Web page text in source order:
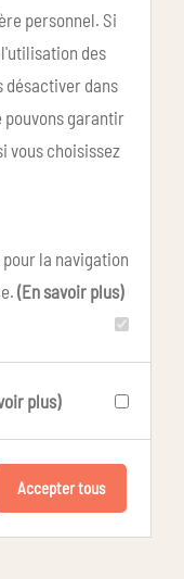
personnel. Si
des
désactiver dans
pouvons garantir
vous choisissez
la navigation
(En savoir plus)
plus)
Accepter tous